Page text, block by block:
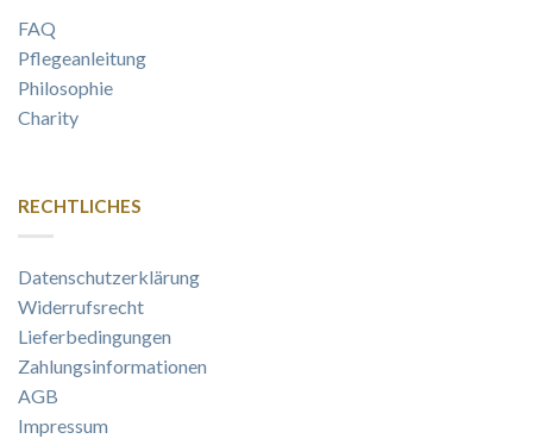
FAQ
Pflegeanleitung
Philosophie
Charity
RECHTLICHES
Datenschutzerklärung
Widerrufsrecht
Lieferbedingungen
Zahlungsinformationen
AGB
Impressum